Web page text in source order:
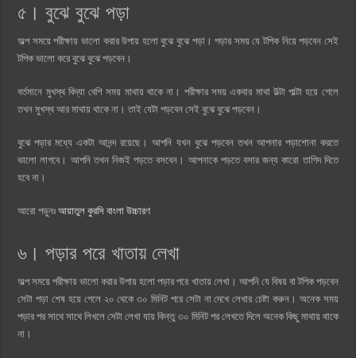
৫। বুঝে বুঝে পড়া
অল্প সময়ে পরীক্ষায় ভালো করার উপায় হলো বুঝে বুঝে পড়া। পড়ার সময় যে টপিক নিয়ে পড়বেন সেই
টপিক ভালো করে বুঝে বুঝে পড়বেন।
বর্তমানে মুখস্থ বিদ্যা বেশি সময় মাথায় থাকে না। পরীক্ষার সময় একবার মাথা উল্টা পাল্টা হয়ে গেলে
তখন মুখস্থ আর মাথায় থাকে না। তাই যেটা পড়বেন সেই বুঝে বুঝে পড়বেন।
বুঝে পড়ার মধ্যে একটা আনন্দ রয়েছে। আপনি যখন বুঝে পড়বেন তখন আপনার পড়াশোনা করতে
ভালো লাগবে। আপনি তখন নিজই পড়তে বসবেন। আপনাকে পড়তে বসার জন্য কারো তাগিদ দিতে
হবে না।
আরো পড়ুনঃআয়াতুল কুরসি বাংলা উচ্চারণ
৬। পড়ার পরে খাতায় লেখা
অল্প সময়ে পরীক্ষায় ভালো করার উপায় হলো পড়ার পরে খাতায় লেখা। আপনি যে বিষয় বা টপিক পড়বেন
সেটা পড়া শেষ হয়ে গেলে ২০ থেকে ৩০ মিনিট পরে সেটা না দেখে লেখার চেষ্টা করুন। অনেক সময়
পড়ার পর সাথে সাথে লিখলে সেটা লেখা যায় কিন্তু ৩০ মিনিট পর লেখতে দিলে অনেক কিছু মাথায় থাকে
না।